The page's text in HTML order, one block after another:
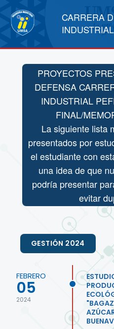
CARRERA
INDUSTRIAL
PROYECTOS
DEFENSA
INDUSTRIAL
FINAL/
La siguiente lista
presentados por
el estudiante con
una idea de que
podría presentar
evitar
GESTIÓN 2024
FEBRERO
05
2024